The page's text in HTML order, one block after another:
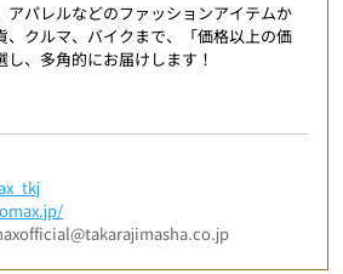
アパレルなどのファッションアイテムか
、クルマ、バイクまで、「価格以上の価
、多角的にお届けします！